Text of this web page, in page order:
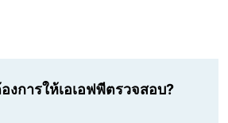
การให้เอเอฟพีตรวจสอบ?